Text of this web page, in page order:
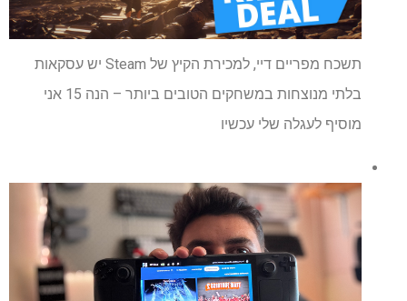
תשכח מפריים דיי, למכירת הקיץ של Steam יש עסקאות
בלתי מנוצחות במשחקים הטובים ביותר – הנה 15 אני
מוסיף לעגלה שלי עכשיו